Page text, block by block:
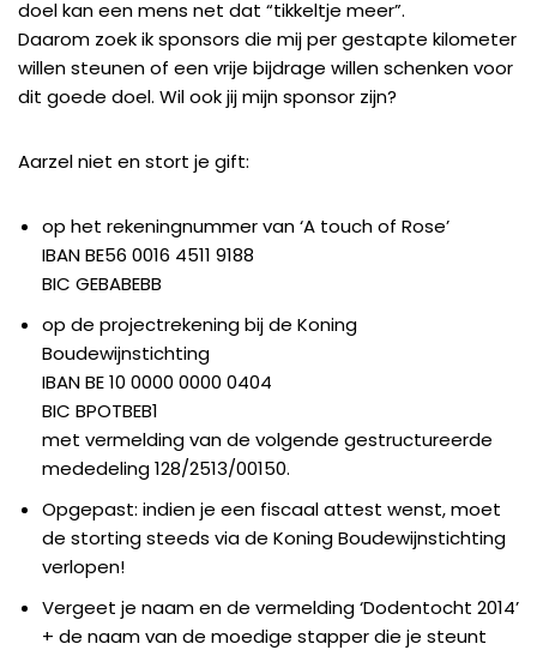
doel kan een mens net dat “tikkeltje meer”.
Daarom zoek ik sponsors die mij per gestapte kilometer
willen steunen of een vrije bijdrage willen schenken voor
dit goede doel. Wil ook jij mijn sponsor zijn?
Aarzel niet en stort je gift:
op het rekeningnummer van ‘A touch of Rose’
IBAN BE56 0016 4511 9188
BIC GEBABEBB
op de projectrekening bij de Koning
Boudewijnstichting
IBAN BE 10 0000 0000 0404
BIC BPOTBEB1
met vermelding van de volgende gestructureerde
mededeling 128/2513/00150.
Opgepast: indien je een fiscaal attest wenst, moet
de storting steeds via de Koning Boudewijnstichting
verlopen!
Vergeet je naam en de vermelding ‘Dodentocht 2014’
+ de naam van de moedige stapper die je steunt